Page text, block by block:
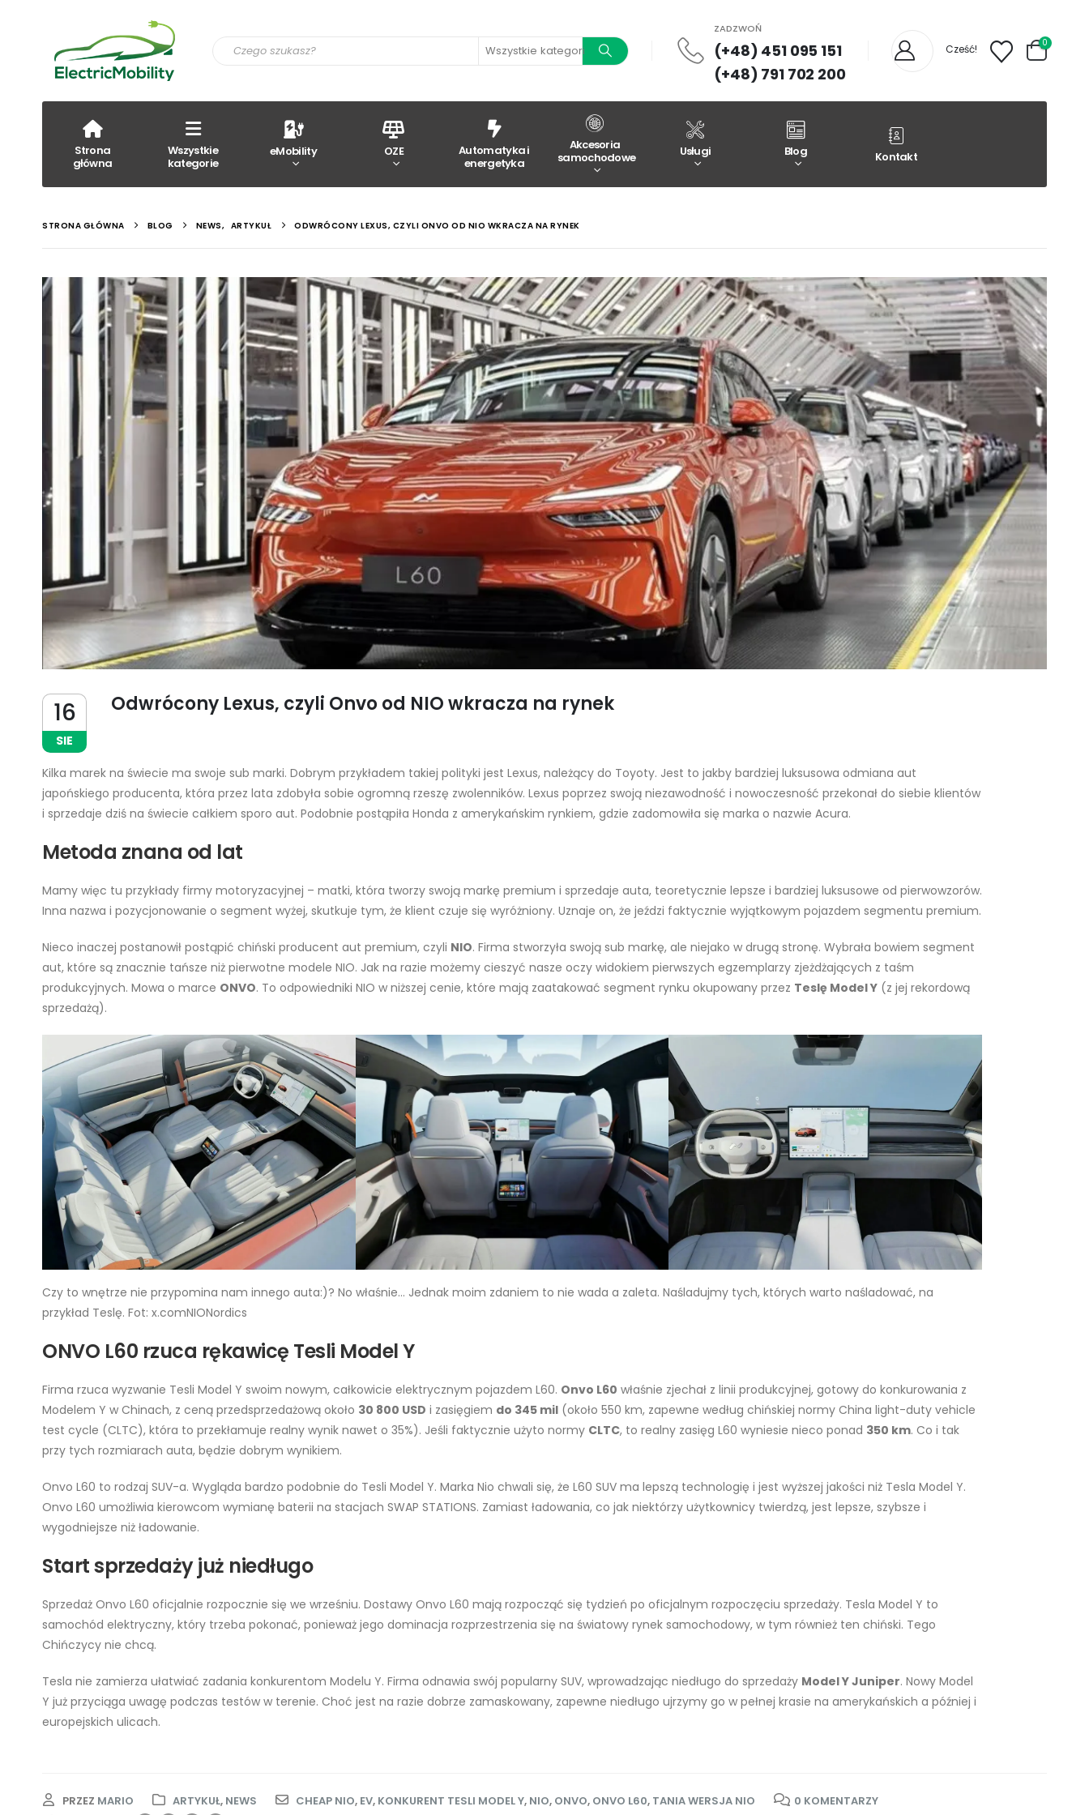
Wszystkie kategorie
ZADZWOŃ
(+48) 451 095 151
(+48) 791 702 200
Cześć! 0
Strona
główna
Wszystkie
kategorie
eMobility OZE
Automatyka i
energetyka
Akcesoria
samochodowe
Usługi Blog Kontakt
STRONA GŁÓWNA BLOG NEWS, ARTYKUŁ ODWRÓCONY LEXUS, CZYLI ONVO OD NIO WKRACZA NA RYNEK
16
SIE
Odwrócony Lexus, czyli Onvo od NIO wkracza na rynek
Kilka marek na świecie ma swoje sub marki. Dobrym przykładem takiej polityki jest Lexus, należący do Toyoty. Jest to jakby bardziej luksusowa odmiana aut
japońskiego producenta, która przez lata zdobyła sobie ogromną rzeszę zwolenników. Lexus poprzez swoją niezawodność i nowoczesność przekonał do siebie klientów
i sprzedaje dziś na świecie całkiem sporo aut. Podobnie postąpiła Honda z amerykańskim rynkiem, gdzie zadomowiła się marka o nazwie Acura.
Metoda znana od lat
Mamy więc tu przykłady firmy motoryzacyjnej – matki, która tworzy swoją markę premium i sprzedaje auta, teoretycznie lepsze i bardziej luksusowe od pierwowzorów.
Inna nazwa i pozycjonowanie o segment wyżej, skutkuje tym, że klient czuje się wyróżniony. Uznaje on, że jeździ faktycznie wyjątkowym pojazdem segmentu premium.
Nieco inaczej postanowił postąpić chiński producent aut premium, czyli NIO. Firma stworzyła swoją sub markę, ale niejako w drugą stronę. Wybrała bowiem segment
aut, które są znacznie tańsze niż pierwotne modele NIO. Jak na razie możemy cieszyć nasze oczy widokiem pierwszych egzemplarzy zjeżdżających z taśm
produkcyjnych. Mowa o marce ONVO. To odpowiedniki NIO w niższej cenie, które mają zaatakować segment rynku okupowany przez Teslę Model Y (z jej rekordową
sprzedażą).
Czy to wnętrze nie przypomina nam innego auta:)? No właśnie… Jednak moim zdaniem to nie wada a zaleta. Naśladujmy tych, których warto naśladować, na
przykład Teslę. Fot: x.comNIONordics
ONVO L60 rzuca rękawicę Tesli Model Y
Firma rzuca wyzwanie Tesli Model Y swoim nowym, całkowicie elektrycznym pojazdem L60. Onvo L60 właśnie zjechał z linii produkcyjnej, gotowy do konkurowania z
Modelem Y w Chinach, z ceną przedsprzedażową około 30 800 USD i zasięgiem do 345 mil (około 550 km, zapewne według chińskiej normy China light-duty vehicle
test cycle (CLTC), która to przekłamuje realny wynik nawet o 35%). Jeśli faktycznie użyto normy CLTC, to realny zasięg L60 wyniesie nieco ponad 350 km. Co i tak
przy tych rozmiarach auta, będzie dobrym wynikiem.
Onvo L60 to rodzaj SUV-a. Wygląda bardzo podobnie do Tesli Model Y. Marka Nio chwali się, że L60 SUV ma lepszą technologię i jest wyższej jakości niż Tesla Model Y.
Onvo L60 umożliwia kierowcom wymianę baterii na stacjach SWAP STATIONS. Zamiast ładowania, co jak niektórzy użytkownicy twierdzą, jest lepsze, szybsze i
wygodniejsze niż ładowanie.
Start sprzedaży już niedługo
Sprzedaż Onvo L60 oficjalnie rozpocznie się we wrześniu. Dostawy Onvo L60 mają rozpocząć się tydzień po oficjalnym rozpoczęciu sprzedaży. Tesla Model Y to
samochód elektryczny, który trzeba pokonać, ponieważ jego dominacja rozprzestrzenia się na światowy rynek samochodowy, w tym również ten chiński. Tego
Chińczycy nie chcą.
Tesla nie zamierza ułatwiać zadania konkurentom Modelu Y. Firma odnawia swój popularny SUV, wprowadzając niedługo do sprzedaży Model Y Juniper. Nowy Model
Y już przyciąga uwagę podczas testów w terenie. Choć jest na razie dobrze zamaskowany, zapewne niedługo ujrzymy go w pełnej krasie na amerykańskich a później i
europejskich ulicach.
PRZEZ MARIO ARTYKUŁ, NEWS CHEAP NIO, EV, KONKURENT TESLI MODEL Y, NIO, ONVO, ONVO L60, TANIA WERSJA NIO
0 KOMENTARZY